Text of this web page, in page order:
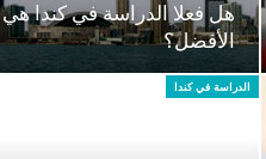
هل فعلا الدراسة في كندا هي
الأفضل؟
الدراسة في كندا